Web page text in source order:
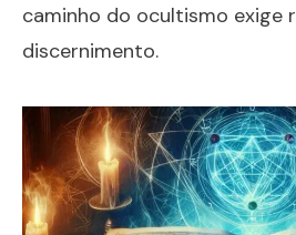
caminho do ocultismo exige
discernimento.